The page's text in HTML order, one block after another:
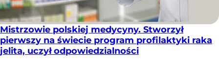
Mistrzowie polskiej medycyny. Stworzył
pierwszy na świecie program profilaktyki raka
jelita, uczył odpowiedzialności